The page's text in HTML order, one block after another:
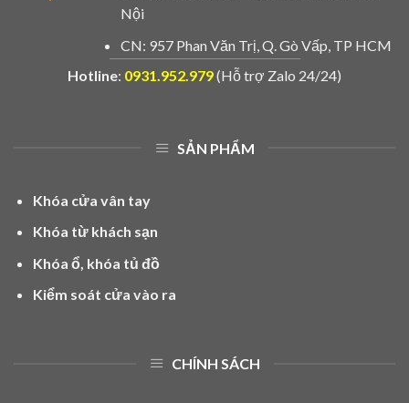
Nội
CN: 957 Phan Văn Trị, Q. Gò Vấp, TP HCM
Hotline: 0931.952.979(Hỗ trợ Zalo 24/24)
SẢN PHẨM
Khóa cửa vân tay
Khóa từ khách sạn
Khóa ổ, khóa tủ đồ
Kiểm soát cửa vào ra
CHÍNH SÁCH